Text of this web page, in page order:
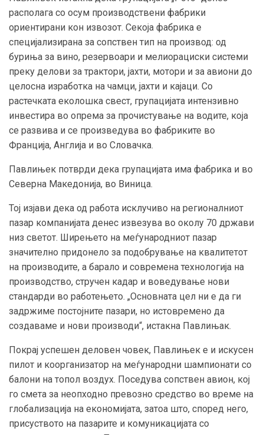
располага со осум производствени фабрики
ориентирани кон извозот. Секоја фабрика е
специјализирана за сопствен тип на производ: од
буриња за вино, резервоари и мелиорациски системи
преку делови за трактори, јахти, мотори и за авиони до
целосна изработка на чамци, јахти и кајаци. Со
растечката еколошка свест, групацијата интензивно
инвестира во опрема за прочистување на водите, која
се развива и се произведува во фабриките во
Франција, Англија и во Словачка.
Павлињек потврди дека групацијата има фабрика и во
Северна Македонија, во Виница.
Тој изјави дека од работа исклучиво на регионалниот
пазар компанијата денес извезува во околу 70 држави
низ светот. Ширењето на меѓународниот пазар
значително придонело за подобрување на квалитетот
на производите, а барало и современа технологија на
производство, стручен кадар и воведување нови
стандарди во работењето. „Основната цел ни е да ги
задржиме постојните пазари, но истовремено да
создаваме и нови производи“, истакна Павлињак.
Покрај успешен деловен човек, Павлињек е и искусен
пилот и коорганизатор на меѓународни шампионати со
балони на топол воздух. Поседува сопствен авион, кој
го смета за неопходно превозно средство во време на
глобализација на економијата, затоа што, според него,
присуството на пазарите и комуникацијата со